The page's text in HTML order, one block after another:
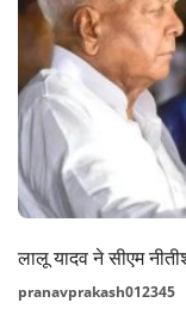
लालू यादव ने सीएम
pranavprakash012345